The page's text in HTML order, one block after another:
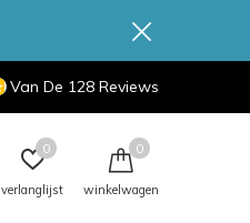
verlanglijst
0
winkelwagen
0
Van De 128 Reviews